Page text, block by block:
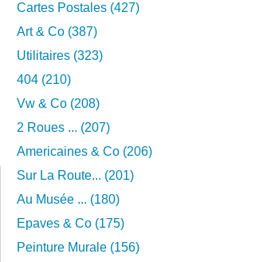
Cartes Postales (427)
Art & Co (387)
Utilitaires (323)
404 (210)
Vw & Co (208)
2 Roues ... (207)
Americaines & Co (206)
Sur La Route... (201)
Au Musée ... (180)
Epaves & Co (175)
Peinture Murale (156)